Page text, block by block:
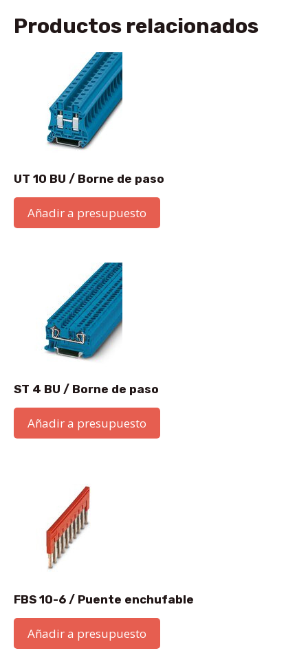
Productos relacionados
UT 10 BU / Borne de paso
Añadir a presupuesto
ST 4 BU / Borne de paso
Añadir a presupuesto
FBS 10-6 / Puente enchufable
Añadir a presupuesto